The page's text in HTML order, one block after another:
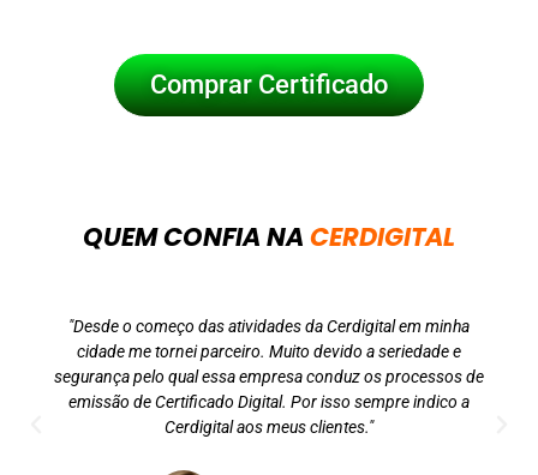
Comprar Certificado
QUEM CONFIA NA CERDIGITAL
"Desde o começo das atividades da Cerdigital em minha
cidade me tornei parceiro. Muito devido a seriedade e
segurança pelo qual essa empresa conduz os processos de
emissão de Certificado Digital. Por isso sempre indico a
Cerdigital aos meus clientes."